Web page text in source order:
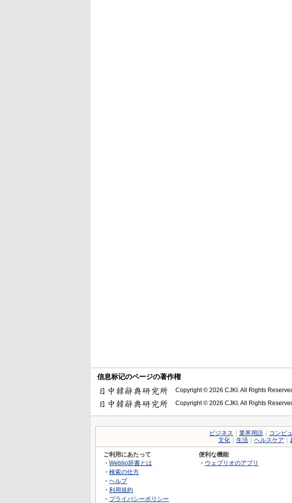
信息标记のページの著作権
Copyright © 2026 CJKI. All Rights
Copyright © 2026 CJKI. All Rights
ビジネス 業界用語 コンピ
文化
生活 ヘルスケア
ご利用にあたって
・ Weblio辞書とは
・ 検索の仕方
・ ヘルプ
・ 利用規約
・ プライバシーポリシー
便利な機能
・ ウェブリオのアプリ